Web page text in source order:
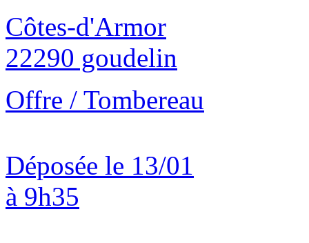
Côtes-d'Armor
22290 goudelin
Offre / Tombereau
Déposée le 13/01
à 9h35